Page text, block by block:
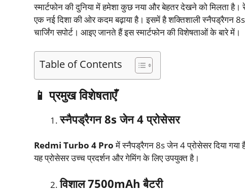
स्मार्टफोन की दुनिया में हमेशा कुछ नया और बेहतर देखने को मिलता है।
एक नई दिशा की ओर कदम बढ़ाया है। इसमें है शक्तिशाली स्नैपड्रैगन
चार्जिंग सपोर्ट। आइए जानते हैं इस स्मार्टफोन की विशेषताओं के बारे में।
Table of Contents
📱 प्रमुख विशेषताएँ
स्नैपड्रैगन8sजेन4प्रोसेसर
Redmi Turbo 4 Proमें स्नैपड्रैगन 8s जेन 4 प्रोसेसर दिया
यह प्रोसेसर उच्च प्रदर्शन और गेमिंग के लिए उपयुक्त है। ​
विशाल7500mAhबैटरी